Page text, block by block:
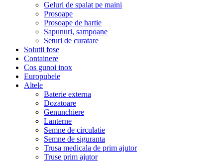
Geluri de spalat pe maini
Prosoape
Prosoape de hartie
Sapunuri, sampoane
Seturi de curatare
Solutii fose
Containere
Cos gunoi inox
Europubele
Altele
Baterie externa
Dozatoare
Genunchiere
Lanterne
Semne de circulatie
Semne de siguranta
Trusa medicala de prim ajutor
Truse prim ajutor